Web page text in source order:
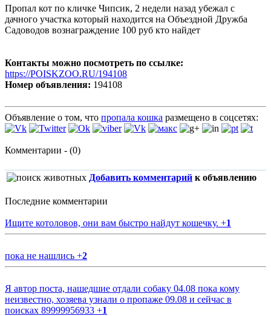
Пропал кот по кличке Чипсик, 2 недели назад убежал с
дачного участка который находится на Объездной Дружба
Садоводов вознаграждение 100 руб кто найдет
Контакты можно посмотреть по ссылке:
https://POISKZOO.RU/194108
Номер объявления: 194108
Объявление о том, что пропала кошка размещено в соцсетях:
Комментарии - (0)
Добавить комментарий к объявлению
Последние комментарии
Ищите котоловов, они вам быстро найдут кошечку. +1
пока не нашлись +2
Я автор поста, нашедшие отдали собаку 04.08 пока кому
неизвестно, хозяева узнали о пропаже 09.08 и сейчас в
поисках 89999956933 +1